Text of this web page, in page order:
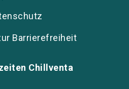
Barrierefreiheit
Chillventa